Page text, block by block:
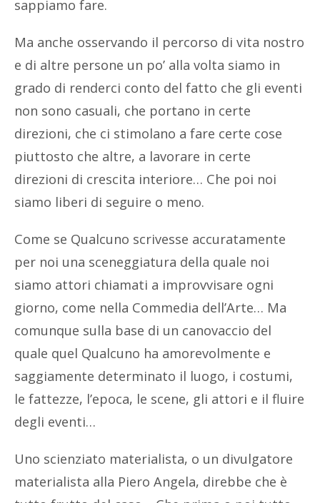
sappiamo fare.
Ma anche osservando il percorso di vita nostro
e di altre persone un po’ alla volta siamo in
grado di renderci conto del fatto che gli eventi
non sono casuali, che portano in certe
direzioni, che ci stimolano a fare certe cose
piuttosto che altre, a lavorare in certe
direzioni di crescita interiore… Che poi noi
siamo liberi di seguire o meno.
Come se Qualcuno scrivesse accuratamente
per noi una sceneggiatura della quale noi
siamo attori chiamati a improvvisare ogni
giorno, come nella Commedia dell’Arte… Ma
comunque sulla base di un canovaccio del
quale quel Qualcuno ha amorevolmente e
saggiamente determinato il luogo, i costumi,
le fattezze, l’epoca, le scene, gli attori e il fluire
degli eventi…
Uno scienziato materialista, o un divulgatore
materialista alla Piero Angela, direbbe che è